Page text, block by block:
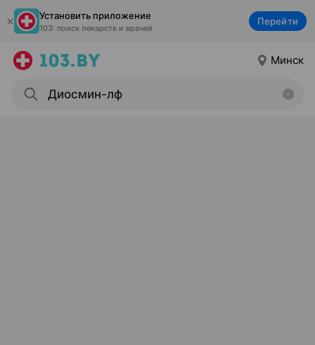
Установить приложение
103: поиск лекарств и врачей
Перейти
Минск